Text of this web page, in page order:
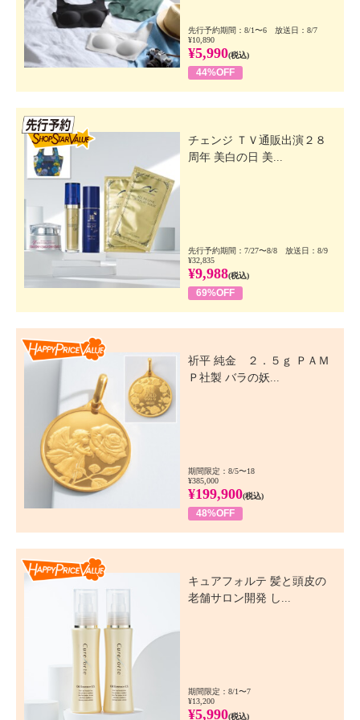
先行予約期間：8/1〜6 放送日：8/7
¥10,890
¥5,990(税込)
44%OFF
チェンジ ＴＶ通販出演２８
周年 美白の日 美...
先行予約期間：7/27〜8/8 放送日：8/9
¥32,835
¥9,988(税込)
69%OFF
祈平 純金 ２．５ｇ ＰＡＭ
Ｐ社製 バラの妖...
期間限定：8/5〜18
¥385,000
¥199,900(税込)
48%OFF
キュアフォルテ 髪と頭皮の
老舗サロン開発 し...
期間限定：8/1〜7
¥13,200
¥5,990(税込)